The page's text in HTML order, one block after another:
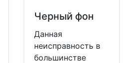
Черный фон
Данная
неисправность в
большинстве